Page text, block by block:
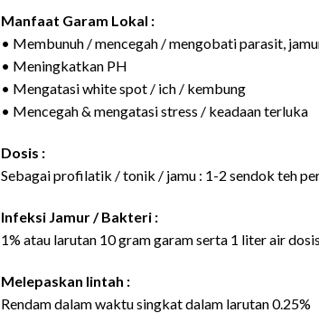
Manfaat Garam Lokal :
• Membunuh / mencegah / mengobati parasit,
• Meningkatkan PH
• Mengatasi white spot / ich / kembung
• Mencegah & mengatasi stress / keadaan terluka
Dosis :
Sebagai profilatik / tonik / jamu : 1-2 sendok teh
Infeksi Jamur / Bakteri :
1% atau larutan 10 gram garam serta 1 liter air
Melepaskan lintah :
Rendam dalam waktu singkat dalam larutan 0.25%